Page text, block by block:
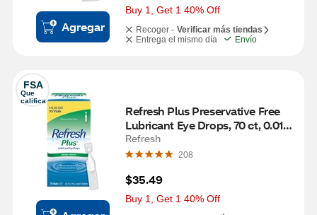
Agregar
Buy 1, Get 1 40% Off
Recoger - Verificar más tiendas
Entrega el mismo día
Envío
FSA
Que
califica
Refresh Plus Preservative Free
Lubricant Eye Drops, 70 ct, 0.01 fl
oz (0.4 mL)
Refresh
208
$35.49
Buy 1, Get 1 40% Off